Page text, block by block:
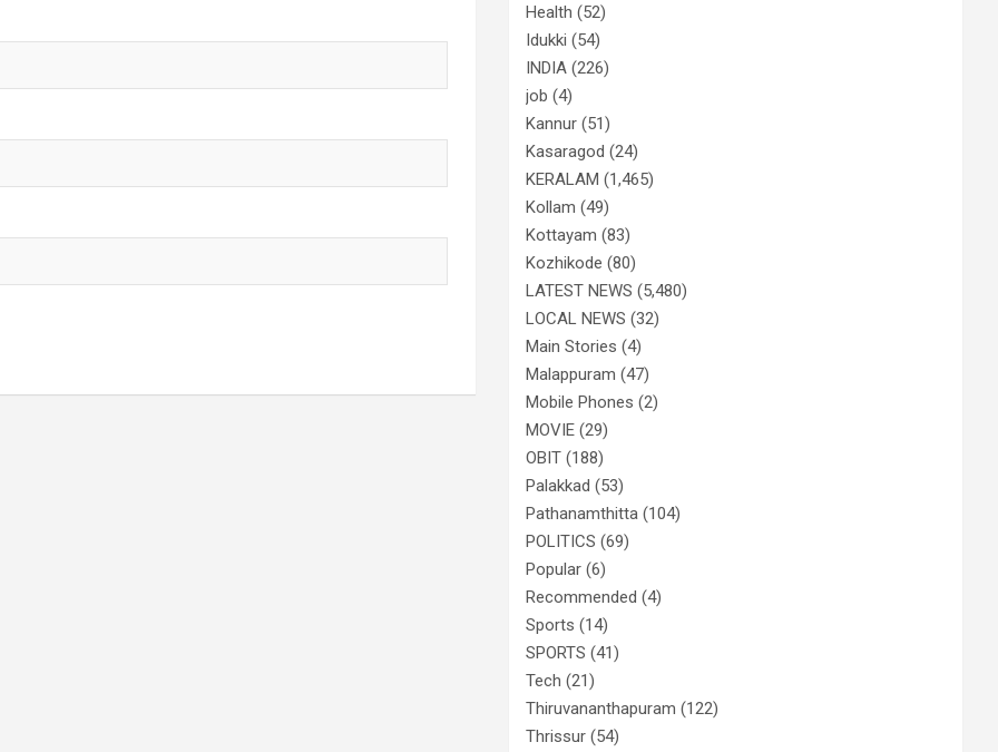
Health (52)
Idukki (54)
INDIA (226)
job (4)
Kannur (51)
Kasaragod (24)
KERALAM (1,465)
Kollam (49)
Kottayam (83)
Kozhikode (80)
LATEST NEWS (5,480)
LOCAL NEWS (32)
Main Stories (4)
Malappuram (47)
Mobile Phones (2)
MOVIE (29)
OBIT (188)
Palakkad (53)
Pathanamthitta (104)
POLITICS (69)
Popular (6)
Recommended (4)
Sports (14)
SPORTS (41)
Tech (21)
Thiruvananthapuram (122)
Thrissur (54)